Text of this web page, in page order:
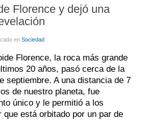
Florence y dejó una
en Sociedad
Florence, la roca más grande
20 años, pasó cerca de la
septiembre. A una distancia de 7
de nuestro planeta, fue
único y le permitió a los
está orbitado por un par de